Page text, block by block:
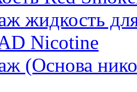
жидкость
Nicotine
(Основа